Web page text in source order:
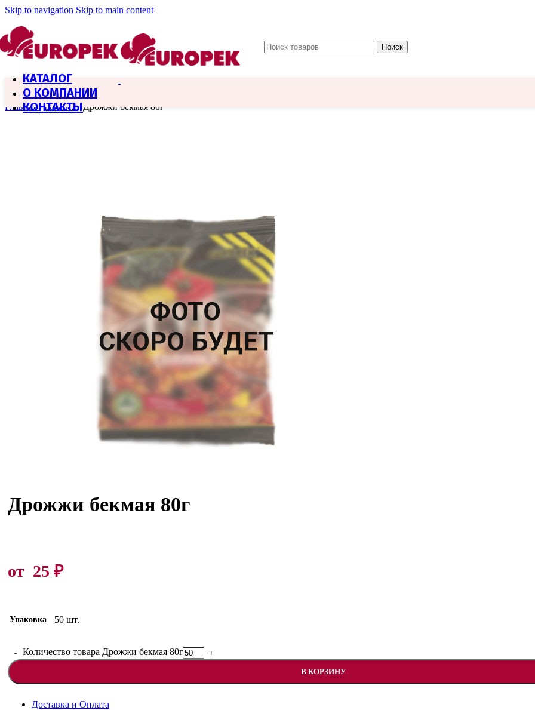
Skip to navigation Skip to main content
Поиск
КАТАЛОГ
О КОМПАНИИ
КОНТАКТЫ
Главная / Бакалея/ Дрожжи бекмая 80г
Дрожжи бекмая 80г
от 25 ₽
Упаковка 50 шт.
Количество товара Дрожжи бекмая 80г
В КОРЗИНУ
Доставка и Оплата